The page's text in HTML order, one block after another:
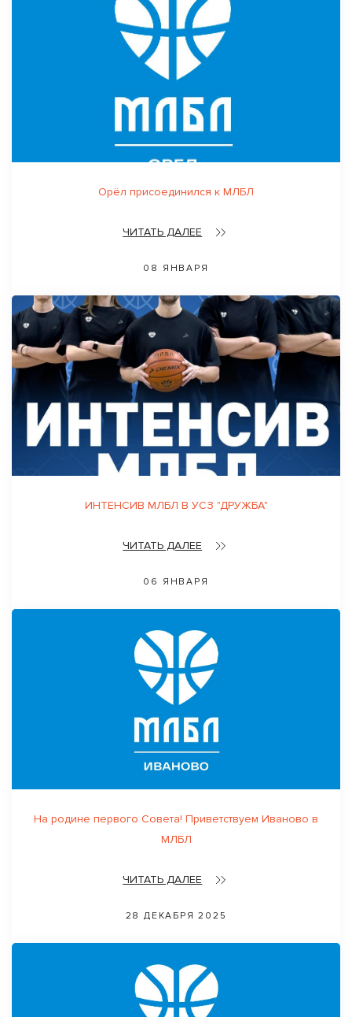
Орёл присоединился к МЛБЛ
ЧИТАТЬ ДАЛЕЕ
08 ЯНВАРЯ
ИНТЕНСИВ МЛБЛ В УСЗ "ДРУЖБА"
ЧИТАТЬ ДАЛЕЕ
06 ЯНВАРЯ
На родине первого Совета! Приветствуем Иваново в
МЛБЛ
ЧИТАТЬ ДАЛЕЕ
28 ДЕКАБРЯ 2025